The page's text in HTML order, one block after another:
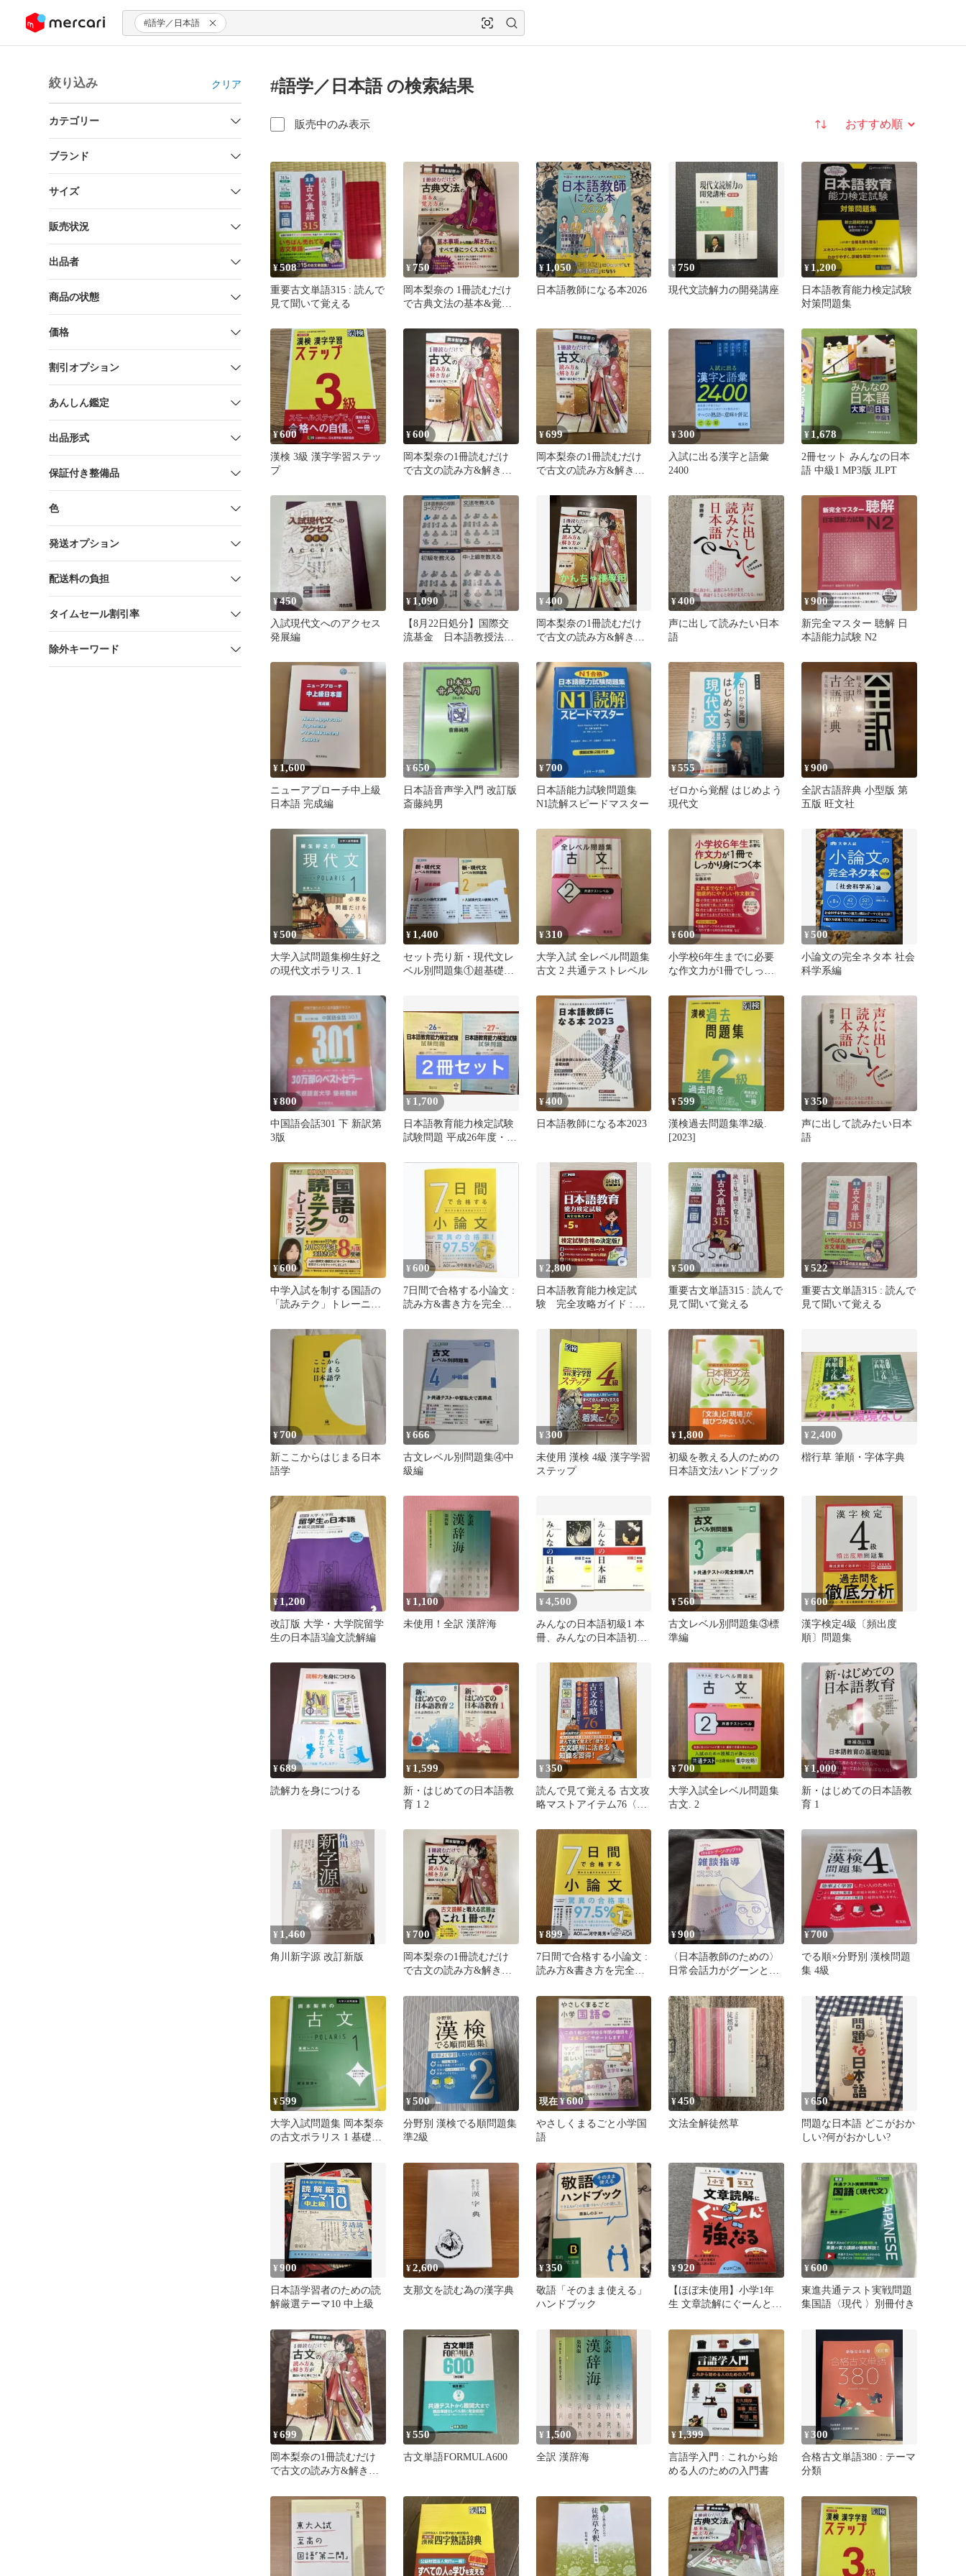
ツにスキップ #語学／日本語
絞り込み クリア
カテゴリー
ブランド
サイズ
販売状況
出品者
商品の状態
価格
割引オプション
あんしん鑑定
出品形式
保証付き整備品
色
発送オプション
配送料の負担
タイムセール割引率
除外キーワード
#語学／日本語 の検索結果
販売中のみ表示 並び替え
¥508
重要古文単語315 : 読んで
見て聞いて覚える
¥ 750
岡本梨奈の 1冊読むだけ
で古典文法の基本&覚え
本
¥ 1,050
日本語教師になる本2026
¥750
現代文読解力の開発講座
¥ 1,200
日本語教育能力検定試験
対策問題集
¥600
漢検 3級 漢字学習ステッ
プ
¥600
岡本梨奈の1冊読むだけ
で古文の読み方&解き方
¥699
岡本梨奈の1冊読むだけ
で古文の読み方&解き方
¥300
入試に出る漢字と語彙
2400
¥ 1,678
2冊セット みんなの日本
語 中級1 MP3版 JLPT
¥450
入試現代文へのアクセス
発展編
¥ 1,090
【8月22日処分】国際交
流基金 日本語教授法シ
ラ売りあり）
¥400
岡本梨奈の1冊読むだけ
で古文の読み方&解き方
¥400
声に出して読みたい日本
語
¥900
新完全マスター 聴解 日
本語能力試験 N2
¥ 1,600
ニューアプローチ中上級
日本語 完成編
¥650
日本語音声学入門 改訂版
斎藤純男
¥700
日本語能力試験問題集
N1読解スピードマスター
¥555
ゼロから覚醒 はじめよう
現代文
¥900
全訳古語辞典 小型版 第
五版 旺文社
¥500
大学入試問題集柳生好之
の現代文ポラリス. 1
¥ 1,400
セット売り新・現代文レ
ベル別問題集①超基礎編
¥310
大学入試 全レベル問題集
古文 2 共通テストレベル
¥600
小学校6年生までに必要
な作文力が1冊でしっか
¥500
小論文の完全ネタ本 社会
科学系編
¥800
中国語会話301 下 新訳第
3版
¥ 1,700
日本語教育能力検定試験
試験問題 平成26年度・27
¥400
日本語教師になる本2023
¥599
漢検過去問題集準2級.
[2023]
¥350
声に出して読みたい日本
語
¥600
中学入試を制する国語の
「読みテク」トレーニン
¥600
7日間で合格する小論文 :
読み方&書き方を完全マ
¥ 2,800
日本語教育能力検定試
験 完全攻略ガイド : 日
習書 第５版
¥500
重要古文単語315 : 読んで
見て聞いて覚える
¥522
重要古文単語315 : 読んで
見て聞いて覚える
¥700
新ここからはじまる日本
語学
¥666
古文レベル別問題集④中
級編
¥300
未使用 漢検 4級 漢字学習
ステップ
¥ 1,800
初級を教える人のための
日本語文法ハンドブック
¥ 2,400
楷行草 筆順・字体字典
¥1,200
改訂版 大学・大学院留学
生の日本語3論文読解編
¥ 1,100
未使用！全訳 漢辞海
¥4,500
みんなの日本語初級1 本
冊、みんなの日本語初級
¥560
古文レベル別問題集③標
準編
¥600
漢字検定4級〔頻出度
順〕問題集
¥689
読解力を身につける
¥ 1,599
新・はじめての日本語教
育 1 2
¥350
読んで見て覚える 古文攻
略マストアイテム76〈常
¥700
大学入試全レベル問題集
古文. 2
¥ 1,000
新・はじめての日本語教
育 1
¥ 1,460
角川新字源 改訂新版
¥ 700
岡本梨奈の1冊読むだけ
で古文の読み方&解き方
¥899
7日間で合格する小論文 :
読み方&書き方を完全マ
¥900
〈日本語教師のための〉
日常会話力がグーンとア
メ
¥700
でる順×分野別 漢検問題
集 4級
¥599
大学入試問題集 岡本梨奈
の古文ポラリス 1 基礎レ
¥500
分野別 漢検でる順問題集
準2級
現在 ¥600
やさしくまるごと小学国
語
¥450
文法全解徒然草
¥650
問題な日本語 どこがおか
しい?何がおかしい?
¥900
日本語学習者のための読
解厳選テーマ10 中上級
¥2,600
支那文を読む為の漢字典
¥350
敬語「そのまま使える」
ハンドブック
¥920
【ほぼ未使用】小学1年
生 文章読解にぐーんと強
¥600
東進共通テスト実戦問題
集国語〈現代 〉別冊付き
¥699
岡本梨奈の1冊読むだけ
で古文の読み方&解き方
¥550
古文単語FORMULA600
¥ 1,500
全訳 漢辞海
¥ 1,399
言語学入門 : これから始
める人のための入門書
¥300
合格古文単語380 : テーマ
分類